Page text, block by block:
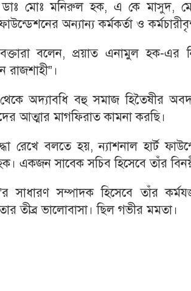
মোঃ মনিরুল হক, এ কে মাসুদ,
অন্যান্য কর্মকর্তা ও
বলেন, প্রয়াত এনামুল হক-এর
রাজশাহী”।
থেকে অদ্যাবধি বহু সমাজ হিতৈষীর
আত্মার মাগফিরাত কামনা করছি।
রেখে বলতে হয়, ন্যাশনাল হার্ট
একজন সাবেক সচিব হিসেবে তাঁর
সাধারণ সম্পাদক হিসেবে তাঁর
তীব্র ভালোবাসা। ছিল গভীর মমতা।